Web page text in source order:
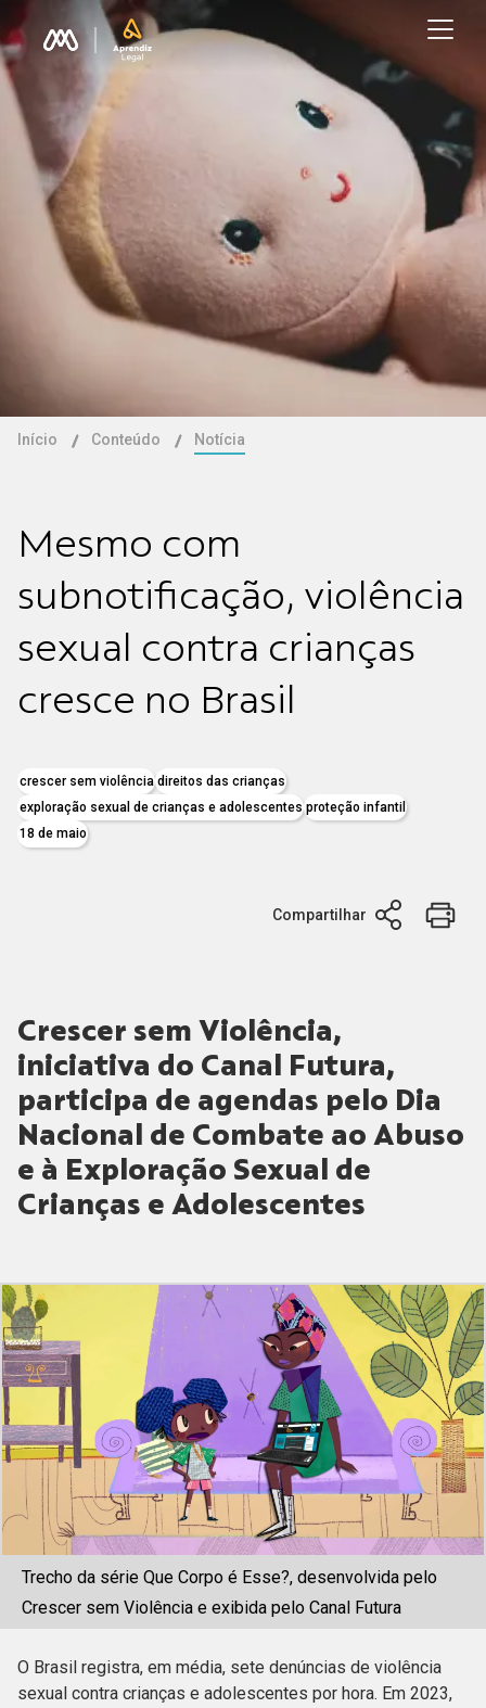
Início Conteúdo Notícia
Mesmo com
subnotificação, violência
sexual contra crianças
cresce no Brasil
crescer sem violência direitos das crianças
exploração sexual de crianças e adolescentes proteção infantil
18 de maio
Compartilhar
Crescer sem Violência,
iniciativa do Canal Futura,
participa de agendas pelo Dia
Nacional de Combate ao Abuso
e à Exploração Sexual de
Crianças e Adolescentes
Trecho da série Que Corpo é Esse?, desenvolvida pelo
Crescer sem Violência e exibida pelo Canal Futura
O Brasil registra, em média, sete denúncias de violência
sexual contra crianças e adolescentes por hora. Em 2023,